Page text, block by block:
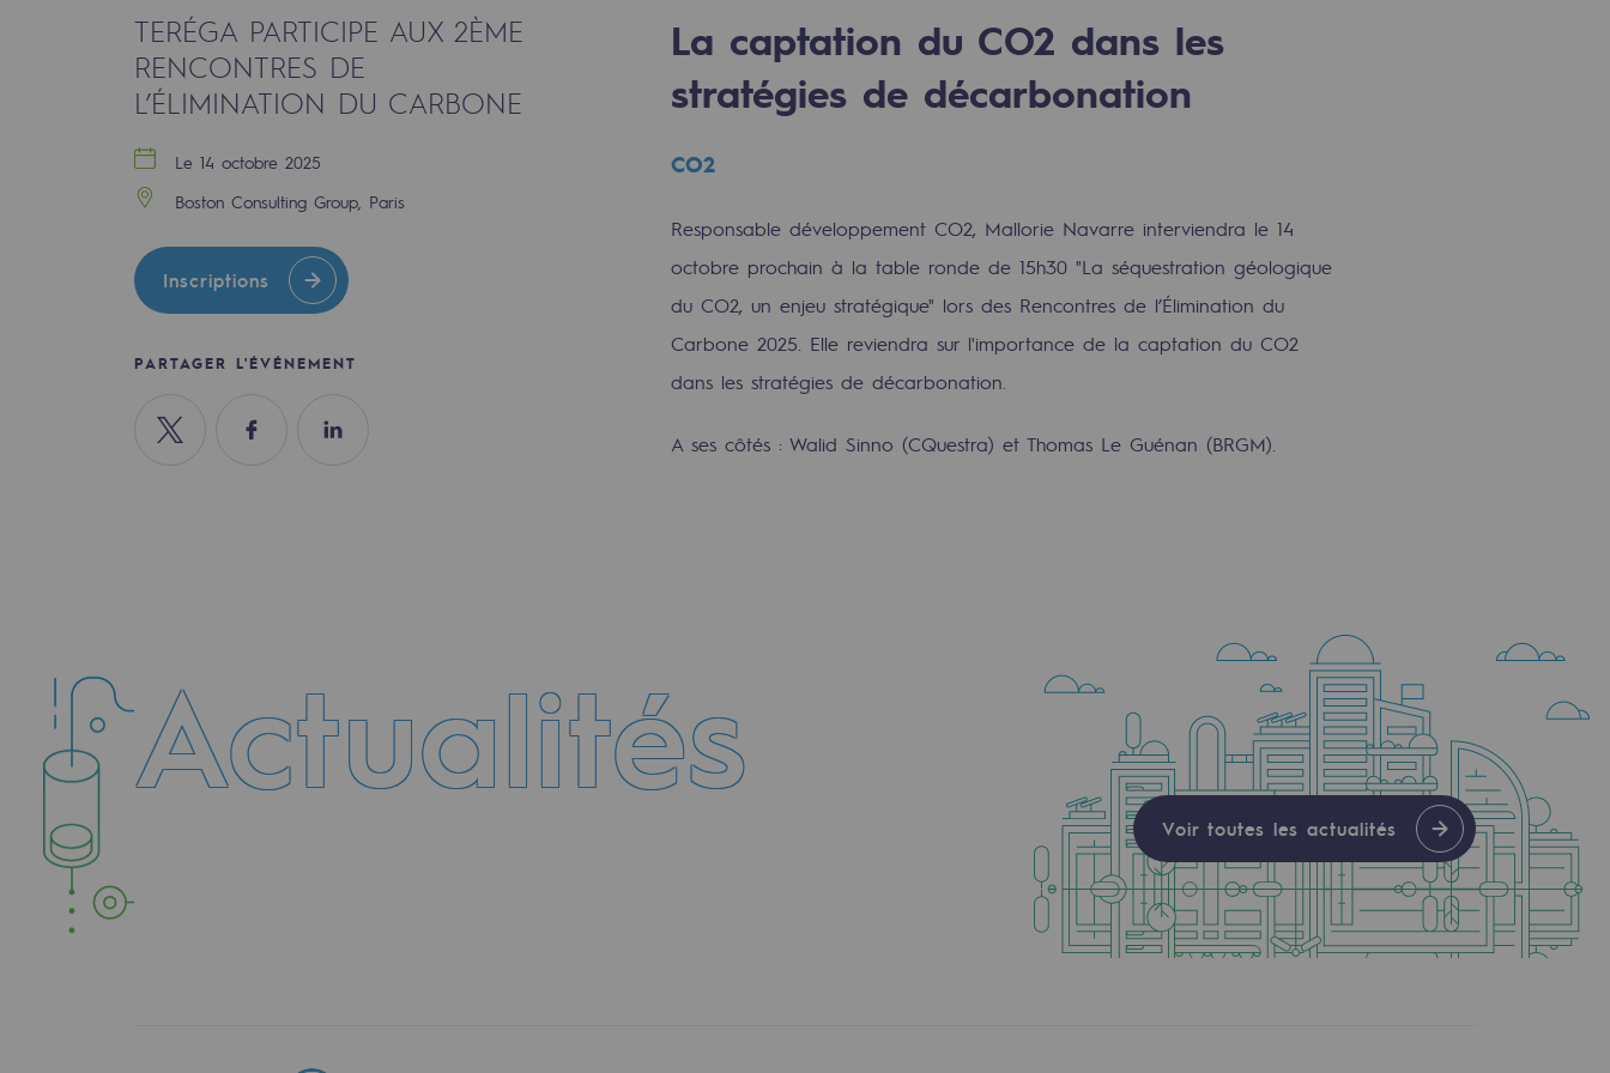
Indicateurs
Publications institutionnelles
Où nous trouver
Les énergies d'avenir
Les énergies d'avenir
Gaz renouvelables et procédés durables
Nouveaux usages
Concertations CH4, H2 et CO2
Espace pédagogique
Espace pédagogique
2050 : un monde d’énergies renouvelables et bas carbone
Objectif Biométhane
TERÉGA PARTICIPE AUX 2ÈME
RENCONTRES DE
L’ÉLIMINATION DU CARBONE
Le 14 octobre 2025
Boston Consulting Group, Paris
Inscriptions
PARTAGER L'ÉVÉNEMENT
Partager sur Twitter
Partager sur Facebook
Partager sur Linkedin
La captation du CO2 dans les
stratégies de décarbonation
CO2
Responsable développement CO2, Mallorie Navarre interviendra le 14
octobre prochain à la table ronde de 15h30 "La séquestration géologique
du CO2, un enjeu stratégique" lors des Rencontres de l’Élimination du
Carbone 2025. Elle reviendra sur l'importance de la captation du CO2
dans les stratégies de décarbonation.
A ses côtés : Walid Sinno (CQuestra) et Thomas Le Guénan (BRGM).
Actualités
Voir toutes les actualités